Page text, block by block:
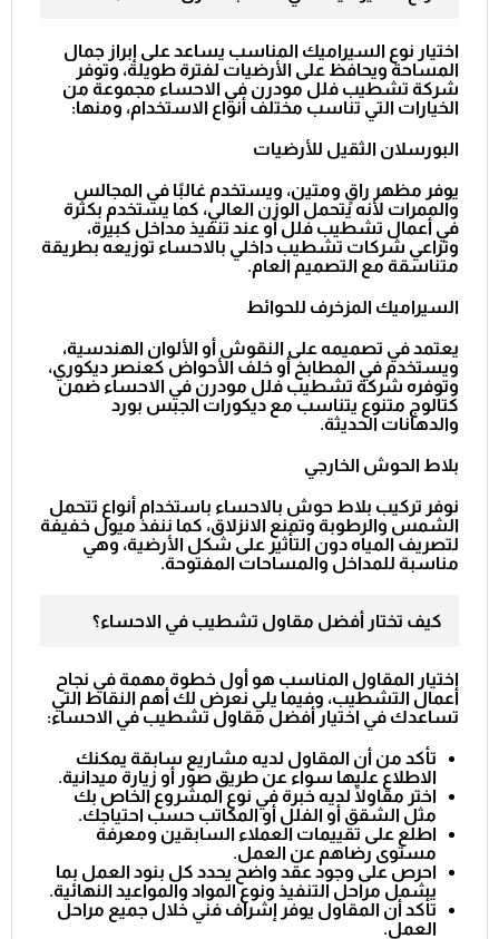
اختيار نوع السيراميك المناسب يساعد على إبراز جمال
المساحة ويحافظ على الأرضيات لفترة طويلة، وتوفر
شركة تشطيب فلل مودرن في الاحساء مجموعة من
الخيارات التي تناسب مختلف أنواع الاستخدام، ومنها:
البورسلان الثقيل للأرضيات
يوفر مظهر راقٍ ومتين، ويستخدم غالبًا في المجالس
والممرات لأنه يتحمل الوزن العالي، كما يستخدم بكثرة
في أعمال تشطيب فلل أو عند تنفيذ مداخل كبيرة،
وتراعي شركات تشطيب داخلي بالاحساء توزيعه بطريقة
متناسقة مع التصميم العام.
السيراميك المزخرف للحوائط
يعتمد في تصميمه على النقوش أو الألوان الهندسية،
ويستخدم في المطابخ أو خلف الأحواض كعنصر ديكوري،
وتوفره شركة تشطيب فلل مودرن في الاحساء ضمن
كتالوج متنوع يتناسب مع ديكورات الجبس بورد
والدهانات الحديثة.
بلاط الحوش الخارجي
نوفر تركيب بلاط حوش بالاحساء باستخدام أنواع تتحمل
الشمس والرطوبة وتمنع الانزلاق، كما ننفذ ميول خفيفة
لتصريف المياه دون التأثير على شكل الأرضية، وهي
مناسبة للمداخل والمساحات المفتوحة.
كيف تختار أفضل مقاول تشطيب في الاحساء؟
اختيار المقاول المناسب هو أول خطوة مهمة في نجاح
أعمال التشطيب، وفيما يلي نعرض لك أهم النقاط التي
تساعدك في اختيار أفضل مقاول تشطيب في الاحساء:
تأكد من أن المقاول لديه مشاريع سابقة يمكنك
الاطلاع عليها سواء عن طريق صور أو زيارة ميدانية.
اختر مقاولًا لديه خبرة في نوع المشروع الخاص بك
مثل الشقق أو الفلل أو المكاتب حسب احتياجك.
اطلع على تقييمات العملاء السابقين ومعرفة
مستوى رضاهم عن العمل.
احرص على وجود عقد واضح يحدد كل بنود العمل بما
يشمل مراحل التنفيذ ونوع المواد والمواعيد النهائية.
تأكد أن المقاول يوفر إشراف فني خلال جميع مراحل
العمل.